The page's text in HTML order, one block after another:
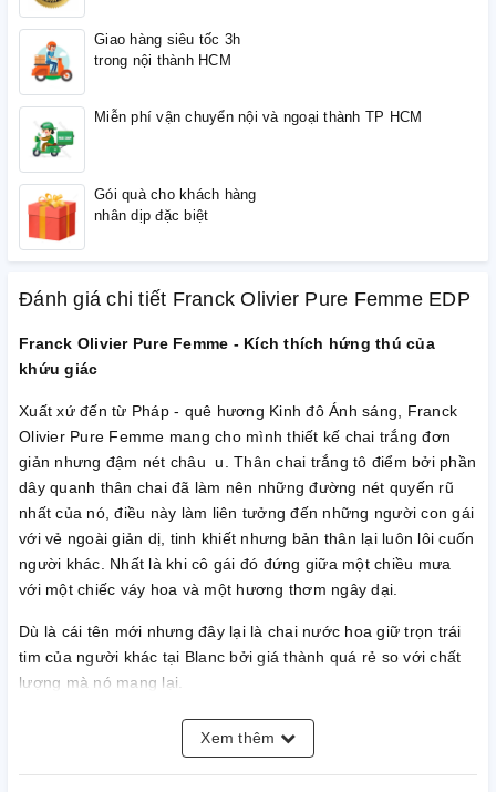
Giao hàng siêu tốc 3h
trong nội thành HCM
Miễn phí vận chuyển nội và ngoại thành TP HCM
Gói quà cho khách hàng
nhân dịp đặc biệt
Đánh giá chi tiết Franck Olivier Pure Femme EDP
Franck Olivier Pure Femme - Kích thích hứng thú của
khứu giác
Xuất xứ đến từ Pháp - quê hương Kinh đô Ánh sáng, Franck
Olivier Pure Femme mang cho mình thiết kế chai trắng đơn
giản nhưng đậm nét châu u. Thân chai trắng tô điểm bởi phần
dây quanh thân chai đã làm nên những đường nét quyến rũ
nhất của nó, điều này làm liên tưởng đến những người con gái
với vẻ ngoài giản dị, tinh khiết nhưng bản thân lại luôn lôi cuốn
người khác. Nhất là khi cô gái đó đứng giữa một chiều mưa
với một chiếc váy hoa và một hương thơm ngây dại.
Dù là cái tên mới nhưng đây lại là chai nước hoa giữ trọn trái
tim của người khác tại Blanc bởi giá thành quá rẻ so với chất
lượng mà nó mang lại.
Chai nước hoa này cho người ta định nghĩa về sự quyến rũ,
cuốn hút từ phái nữ với trải nghiệm giống với đôi giày cao gót
kiêu hãnh Good Girl của nhà Carolina Herrera.
Xem thêm